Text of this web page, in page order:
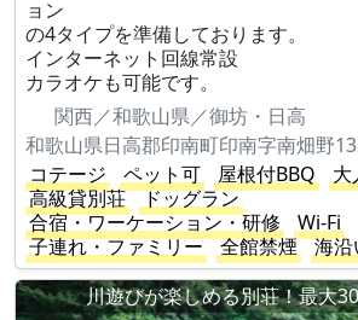
ョン
の4タイプを準備しております。
インターネット回線常設
カラオケも可能です。
関西／和歌山県／御坊・日高
和歌山県日高郡印南町印南字南畑野
コテージ
ペット可 屋根付BBQ 大
高級貸別荘
ドッグラン
合宿・ワーケーション・研修
Wi-Fi
子連れ・ファミリー
全館禁煙
海沿
川遊びが楽しめる別荘！最大